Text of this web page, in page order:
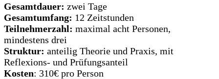
Gesamtdauer: zwei Tage
Gesamtumfang: 12 Zeitstunden
Teilnehmerzahl: maximal acht Personen,
mindestens drei
Struktur: anteilig Theorie und Praxis, mit
Reflexions- und Prüfungsanteil
Kosten: 310€ pro Person